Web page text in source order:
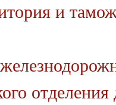
и
отделения